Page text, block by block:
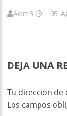
Adm3 05
DEJA UNA
Tu dirección de
Los campos